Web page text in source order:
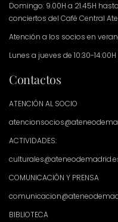
Domingo: 9.00H a 21.45H
conciertos del Café Central
Atención a los socios en
Lunes a jueves de 10:30-
Contactos
ATENCIÓN AL SOCIO
ACTIVIDADES:
COMUNICACIÓN Y PRENSA
BIBLIOTECA